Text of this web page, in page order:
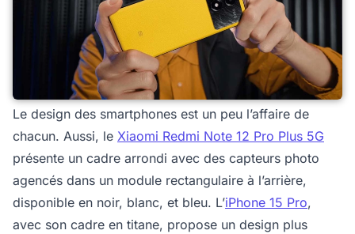
Le design des smartphones est un peu l’affaire de
chacun. Aussi, le Xiaomi Redmi Note 12 Pro Plus 5G
présente un cadre arrondi avec des capteurs photo
agencés dans un module rectangulaire à l’arrière,
disponible en noir, blanc, et bleu. L’iPhone 15 Pro,
avec son cadre en titane, propose un design plus